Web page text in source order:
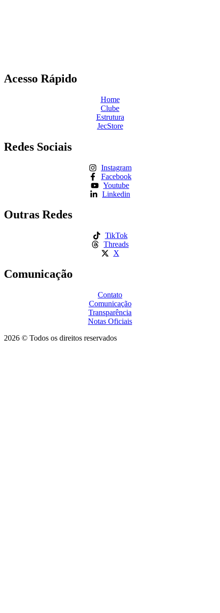
Acesso Rápido
Home
Clube
Estrutura
JecStore
Redes Sociais
Instagram
Facebook
Youtube
Linkedin
Outras Redes
TikTok
Threads
X
Comunicação
Contato
Comunicação
Transparência
Notas Oficiais
2026 © Todos os direitos reservados